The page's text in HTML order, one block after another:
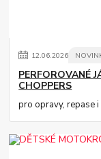
12.06.2026
PERFOROVANÉ
CHOPPERS
pro opravy, repase